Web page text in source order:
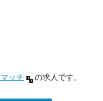
ッチ の求人です。